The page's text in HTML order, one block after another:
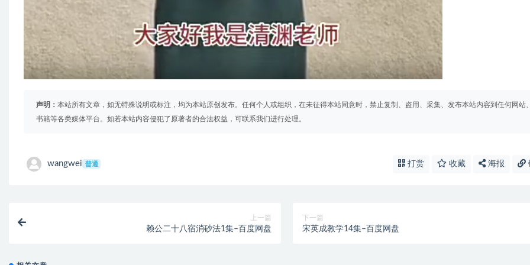
声明： 本站所有文章，如无特殊说明或标注，均为本站原创发布。任何个人或组织，在未征得本站同意时，禁止复制、盗用、采集、发布本站内容到任何网站
书籍等各类媒体平台。如若本站内容侵犯了原著者的合法权益，可联系我们进行处理。
wangwei 普通 打赏 收藏 海报
上一篇
赖公二十八宿消砂法1集–百度网盘
下一篇
宋英成教学14集–百度网盘